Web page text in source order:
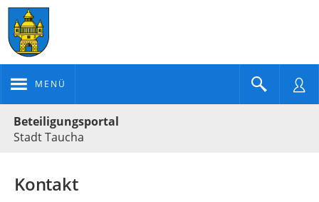
MENÜ
Beteiligungsportal
Stadt Taucha
Kontakt